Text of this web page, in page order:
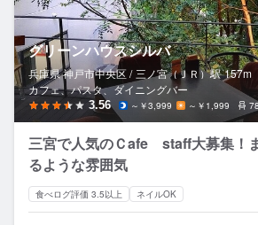
グリーンハウスシルバ
兵庫県 神戸市中央区 / 三ノ宮（ＪＲ）駅 157m
カフェ、パスタ、ダイニングバー
3.56 ～￥3,999 ～￥1,999
三宮で人気のＣafe staff大募集！
るような雰囲気
食べログ評価 3.5以上 ネイルOK